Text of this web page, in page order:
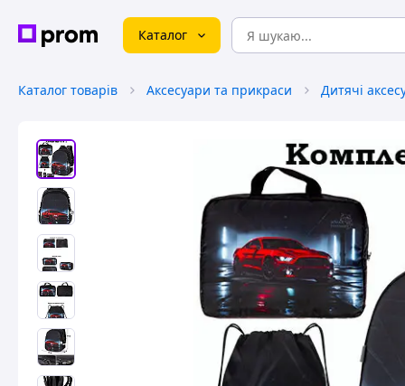
Каталог
Каталог товарів Аксесуари та прикраси Дитячі